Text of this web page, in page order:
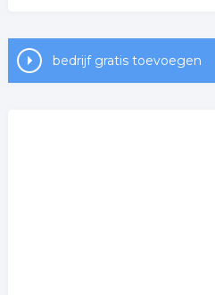
bedrijf gratis toevoegen